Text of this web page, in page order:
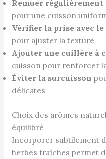
Remuer régulièrement
pour une cuisson
Vérifier la prise avec
pour ajuster la texture
Ajouter une cuillère à
cuisson pour renforcer
Éviter la surcuisson
délicates
Choix des arômes
équilibré
Incorporer subtilement
herbes fraîches permet